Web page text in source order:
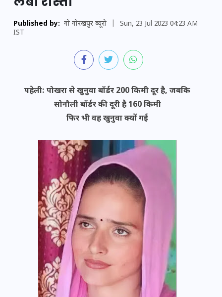
Published by: गो गोरखपुर ब्यूरो
Sun, 23 Jul 2023 04:23 AM
IST
पहेली: पोखरा से खुनुवा बॉर्डर 200 किमी दूर है, जबकि
सोनौली बॉर्डर की दूरी है 160 किमी
फिर भी वह खुनुवा क्यों गई